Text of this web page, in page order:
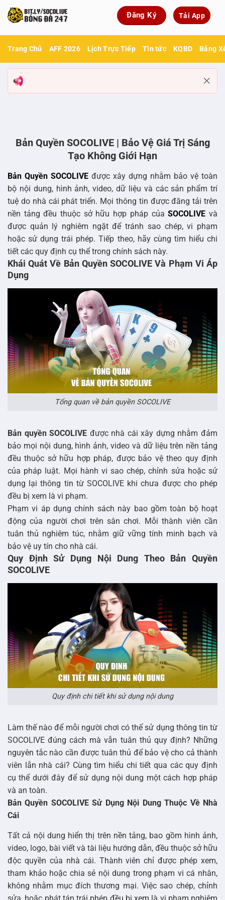
qua
Đăng Ký Tải App
Trang Chủ AFF 2026 Lịch Trực Tiếp Tin tức KQBD Bảng
Bản Quyền SOCOLIVE | Bảo Vệ Giá Trị Sáng
Tạo Không Giới Hạn
Bản Quyền SOCOLIVE được xây dựng nhằm bảo vệ toàn
bộ nội dung, hình ảnh, video, dữ liệu và các sản phẩm trí
tuệ do nhà cái phát triển. Mọi thông tin được đăng tải trên
nền tảng đều thuộc sở hữu hợp pháp củaSOCOLIVE và
được quản lý nghiêm ngặt để tránh sao chép, vi phạm
hoặc sử dụng trái phép. Tiếp theo, hãy cùng tìm hiểu chi
tiết các quy định cụ thể trong chính sách này.
Khái Quát Về Bản Quyền SOCOLIVE Và Phạm Vi Áp
Dụng
Tổng quan về bản quyền SOCOLIVE
Bản quyền SOCOLIVE được nhà cái xây dựng nhằm đảm
bảo mọi nội dung, hình ảnh, video và dữ liệu trên nền tảng
đều thuộc sở hữu hợp pháp, được bảo vệ theo quy định
của pháp luật. Mọi hành vi sao chép, chỉnh sửa hoặc sử
dụng lại thông tin từ SOCOLIVE khi chưa được cho phép
đều bị xem là vi phạm.
Phạm vi áp dụng chính sách này bao gồm toàn bộ hoạt
động của người chơi trên sân chơi. Mỗi thành viên cần
tuân thủ nghiêm túc, nhằm giữ vững tính minh bạch và
bảo vệ uy tín cho nhà cái.
Quy Định Sử Dụng Nội Dung Theo Bản Quyền
SOCOLIVE
Quy định chi tiết khi sử dụng nội dung
Làm thế nào để mỗi người chơi có thể sử dụng thông tin từ
SOCOLIVE đúng cách mà vẫn tuân thủ quy định? Những
nguyên tắc nào cần được tuân thủ để bảo vệ cho cả thành
viên lẫn nhà cái? Cùng tìm hiểu chi tiết qua các quy định
cụ thể dưới đây để sử dụng nội dung một cách hợp pháp
và an toàn.
Bản Quyền SOCOLIVE Sử Dụng Nội Dung Thuộc Về Nhà
Cái
Tất cả nội dung hiển thị trên nền tảng, bao gồm hình ảnh,
video, logo, bài viết và tài liệu hướng dẫn, đều thuộc sở hữu
độc quyền của nhà cái. Thành viên chỉ được phép xem,
tham khảo hoặc chia sẻ nội dung trong phạm vi cá nhân,
không nhằm mục đích thương mại. Việc sao chép, chỉnh